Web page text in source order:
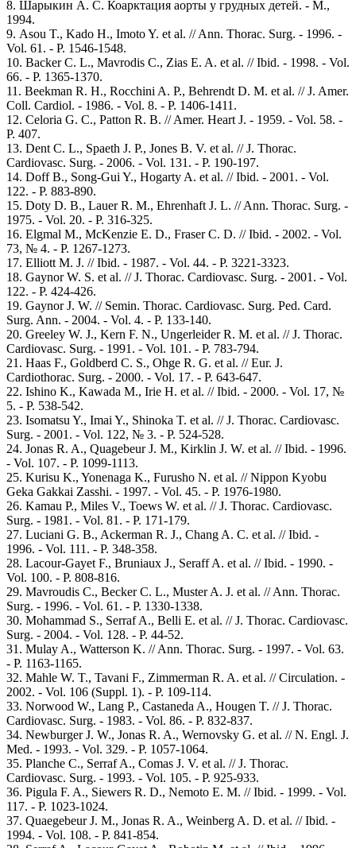
8. Шарыкин А. С. Коарктация аорты у грудных детей. - М.,
1994.
9. Asou T., Kado H., Imoto Y. et al. // Ann. Thorac. Surg. - 1996. -
Vol. 61. - P. 1546-1548.
10. Backer C. L., Mavrodis C., Zias E. A. et al. // Ibid. - 1998. - Vol.
66. - P. 1365-1370.
11. Beekman R. H., Rocchini A. P., Behrendt D. M. et al. // J. Amer.
Coll. Cardiol. - 1986. - Vol. 8. - P. 1406-1411.
12. Celoria G. C., Patton R. B. // Amer. Heart J. - 1959. - Vol. 58. -
P. 407.
13. Dent C. L., Spaeth J. P., Jones B. V. et al. // J. Thorac.
Cardiovasc. Surg. - 2006. - Vol. 131. - P. 190-197.
14. Doff B., Song-Gui Y., Hogarty A. et al. // Ibid. - 2001. - Vol.
122. - P. 883-890.
15. Doty D. B., Lauer R. M., Ehrenhaft J. L. // Ann. Thorac. Surg. -
1975. - Vol. 20. - P. 316-325.
16. Elgmal M., McKenzie E. D., Fraser C. D. // Ibid. - 2002. - Vol.
73, № 4. - P. 1267-1273.
17. Elliott M. J. // Ibid. - 1987. - Vol. 44. - P. 3221-3323.
18. Gaynor W. S. et al. // J. Thorac. Cardiovasc. Surg. - 2001. - Vol.
122. - P. 424-426.
19. Gaynor J. W. // Semin. Thorac. Cardiovasc. Surg. Ped. Card.
Surg. Ann. - 2004. - Vol. 4. - P. 133-140.
20. Greeley W. J., Kern F. N., Ungerleider R. M. et al. // J. Thorac.
Cardiovasc. Surg. - 1991. - Vol. 101. - P. 783-794.
21. Haas F., Goldberd C. S., Ohge R. G. et al. // Eur. J.
Cardiothorac. Surg. - 2000. - Vol. 17. - P. 643-647.
22. Ishino K., Kawada M., Irie H. et al. // Ibid. - 2000. - Vol. 17, №
5. - P. 538-542.
23. Isomatsu Y., Imai Y., Shinoka T. et al. // J. Thorac. Cardiovasc.
Surg. - 2001. - Vol. 122, № 3. - P. 524-528.
24. Jonas R. A., Quagebeur J. M., Kirklin J. W. et al. // Ibid. - 1996.
- Vol. 107. - P. 1099-1113.
25. Kurisu K., Yonenaga K., Furusho N. et al. // Nippon Kyobu
Geka Gakkai Zasshi. - 1997. - Vol. 45. - P. 1976-1980.
26. Kamau P., Miles V., Toews W. et al. // J. Thorac. Cardiovasc.
Surg. - 1981. - Vol. 81. - P. 171-179.
27. Luciani G. B., Ackerman R. J., Chang A. C. et al. // Ibid. -
1996. - Vol. 111. - P. 348-358.
28. Lacour-Gayet F., Bruniaux J., Seraff A. et al. // Ibid. - 1990. -
Vol. 100. - P. 808-816.
29. Mavroudis C., Becker C. L., Muster A. J. et al. // Ann. Thorac.
Surg. - 1996. - Vol. 61. - P. 1330-1338.
30. Mohammad S., Serraf A., Belli E. et al. // J. Thorac. Cardiovasc.
Surg. - 2004. - Vol. 128. - P. 44-52.
31. Mulay A., Watterson K. // Ann. Thorac. Surg. - 1997. - Vol. 63.
- P. 1163-1165.
32. Mahle W. T., Tavani F., Zimmerman R. A. et al. // Circulation. -
2002. - Vol. 106 (Suppl. 1). - P. 109-114.
33. Norwood W., Lang P., Castaneda A., Hougen T. // J. Thorac.
Cardiovasc. Surg. - 1983. - Vol. 86. - P. 832-837.
34. Newburger J. W., Jonas R. A., Wernovsky G. et al. // N. Engl. J.
Med. - 1993. - Vol. 329. - P. 1057-1064.
35. Planche C., Serraf A., Comas J. V. et al. // J. Thorac.
Cardiovasc. Surg. - 1993. - Vol. 105. - P. 925-933.
36. Pigula F. A., Siewers R. D., Nemoto E. M. // Ibid. - 1999. - Vol.
117. - P. 1023-1024.
37. Quaegebeur J. M., Jonas R. A., Weinberg A. D. et al. // Ibid. -
1994. - Vol. 108. - P. 841-854.